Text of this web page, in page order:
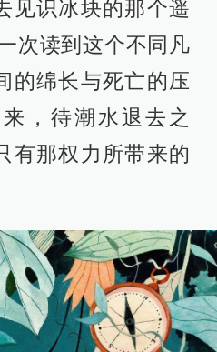
见识冰块的那个遥
次读到这个不同凡
的绵长与死亡的压
，待潮水退去之
有那权力所带来的